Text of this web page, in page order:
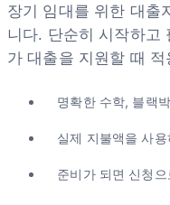
장기 임대를 위한 대출
니다. 단순히 시작하고
가 대출을 지원할 때 적
명확한 수학, 블랙
실제 지불액을 사
준비가 되면 신청